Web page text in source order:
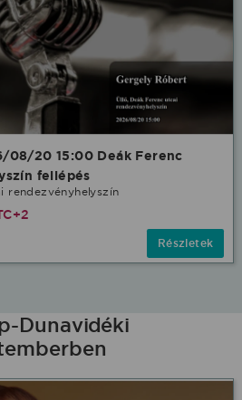
08/20 15:00 Deák Ferenc
fellépés
rendezvényhelyszín
Részletek
Dunavidéki